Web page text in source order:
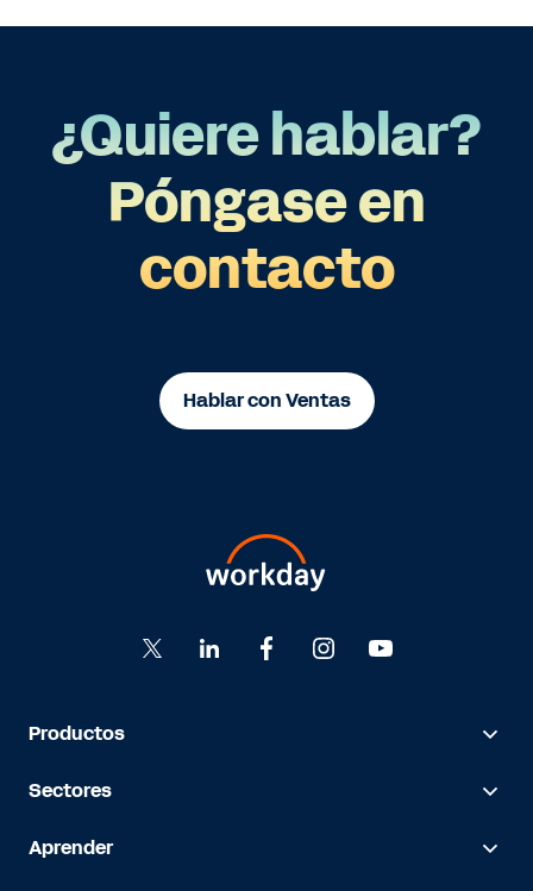
¿Quiere hablar?
Póngase en
contacto
Hablar con Ventas
Productos
Sectores
Aprender